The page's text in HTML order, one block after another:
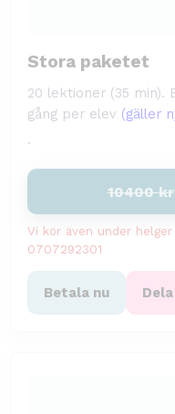
Stora paketet
20 lektioner (35 min).
gång per elev (gäller
.
10400kr
Vi kör även under
0707292301
Betala nu